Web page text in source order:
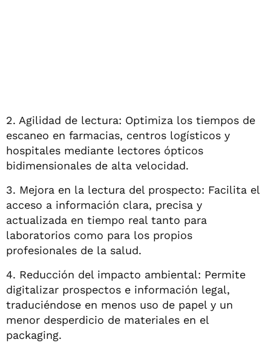
2. Agilidad de lectura: Optimiza los tiempos de
escaneo en farmacias, centros logísticos y
hospitales mediante lectores ópticos
bidimensionales de alta velocidad.
3. Mejora en la lectura del prospecto: Facilita el
acceso a información clara, precisa y
actualizada en tiempo real tanto para
laboratorios como para los propios
profesionales de la salud.
4. Reducción del impacto ambiental: Permite
digitalizar prospectos e información legal,
traduciéndose en menos uso de papel y un
menor desperdicio de materiales en el
packaging.